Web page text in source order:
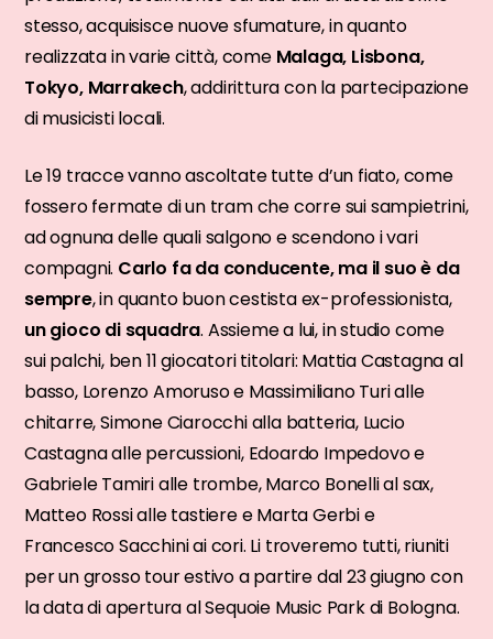
stesso, acquisisce nuove sfumature, in quanto
realizzata in varie città, comeMalaga, Lisbona,
Tokyo, Marrakech, addirittura con la partecipazione
di musicisti locali.
Le 19 tracce vanno ascoltate tutte d’un fiato, come
fossero fermate di un tram che corre sui sampietrini,
ad ognuna delle quali salgono e scendono i vari
compagni. Carlo fa da conducente, ma il suo è da
sempre, in quanto buon cestista ex-professionista,
un gioco di squadra. Assieme a lui, in studio come
sui palchi, ben 11 giocatori titolari: Mattia Castagna al
basso, Lorenzo Amoruso e Massimiliano Turi alle
chitarre, Simone Ciarocchi alla batteria, Lucio
Castagna alle percussioni, Edoardo Impedovo e
Gabriele Tamiri alle trombe, Marco Bonelli al sax,
Matteo Rossi alle tastiere e Marta Gerbi e
Francesco Sacchini ai cori. Li troveremo tutti, riuniti
per un grosso tour estivo a partire dal 23 giugno con
la data di apertura al Sequoie Music Park di Bologna.